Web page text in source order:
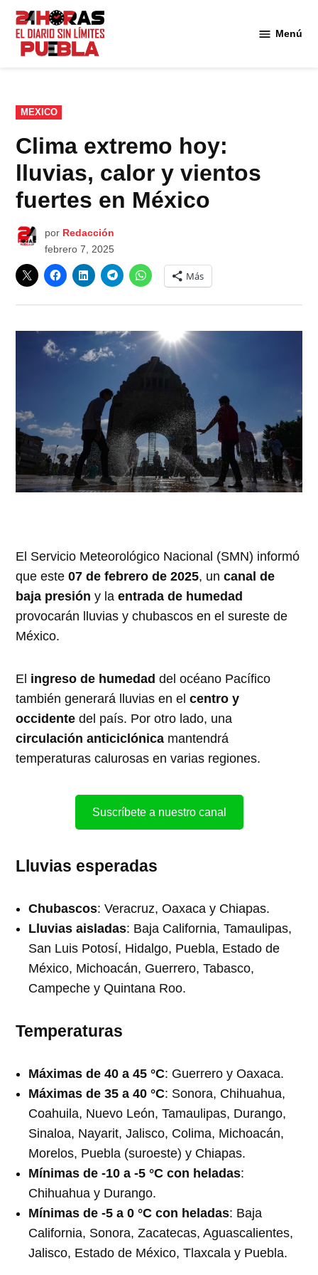
Saltar
contenido
Menú
PUBLICADO
EN
MEXICO
Clima extremo hoy:
lluvias, calor y vientos
fuertes en México
por Redacción
febrero 7, 2025
Más
El Servicio Meteorológico Nacional (SMN) informó
que este07 de febrero de 2025, uncanal de
baja presión y laentrada de humedad
provocarán lluvias y chubascos en el sureste de
México.
El ingreso de humedad del océano Pacífico
también generará lluvias en elcentro y
occidente del país. Por otro lado, una
circulación anticiclónica mantendrá
temperaturas calurosas en varias regiones.
Suscríbete a nuestro canal
Lluvias esperadas
Chubascos: Veracruz, Oaxaca y Chiapas.
Lluvias aisladas: Baja California, Tamaulipas,
San Luis Potosí, Hidalgo, Puebla, Estado de
México, Michoacán, Guerrero, Tabasco,
Campeche y Quintana Roo.
Temperaturas
Máximas de 40 a 45 °C: Guerrero y Oaxaca.
Máximas de 35 a 40 °C: Sonora, Chihuahua,
Coahuila, Nuevo León, Tamaulipas, Durango,
Sinaloa, Nayarit, Jalisco, Colima, Michoacán,
Morelos, Puebla (suroeste) y Chiapas.
Mínimas de -10 a -5 °C con heladas:
Chihuahua y Durango.
Mínimas de -5 a 0 °C con heladas: Baja
California, Sonora, Zacatecas, Aguascalientes,
Jalisco, Estado de México, Tlaxcala y Puebla.